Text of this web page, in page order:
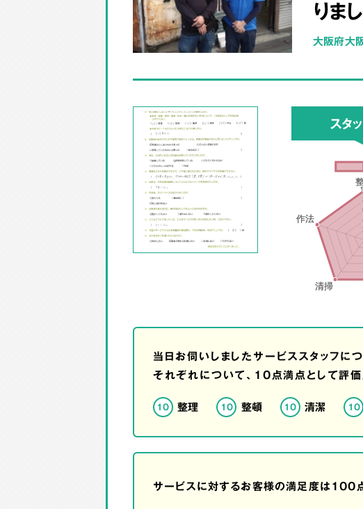
りま
大阪府大
スタ
当日お伺いしましたサービススタッフにつ
それぞれについて、10点満点として評価
10 整理 10 整頓 10 清潔 10
サービスに対するお客様の満足度は100点